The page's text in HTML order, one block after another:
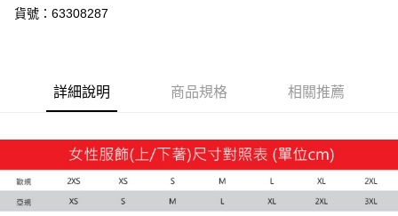
Google Pay
運送方式
每筆NT$100，滿NT$1,800(含以上)免運費
付款後7-11取貨
每筆NT$100，滿NT$1,800(含以上)免運費
貨號：63308287
詳細說明 商品規格 相關推薦